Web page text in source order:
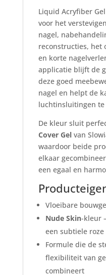
Liquid Acryfiber
voor het
nagel,
reconstructies, het
en korte
applicatie blijft de
deze goed
nagel en helpt de
luchtinsluitingen
De kleur sluit
Cover Gelvan
waardoor beide
elkaar
een egaal en
Vloeibare
Nude Skin-kleur
een subtiele
Formule die de
flexibiliteit van
combineert